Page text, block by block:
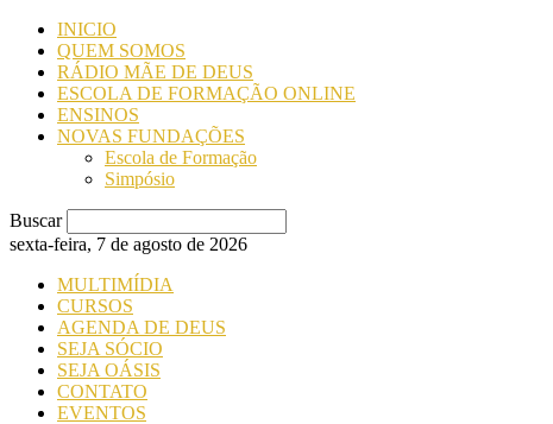
INICIO
QUEM SOMOS
RÁDIO MÃE DE DEUS
ESCOLA DE FORMAÇÃO ONLINE
ENSINOS
NOVAS FUNDAÇÕES
Escola de Formação
Simpósio
Buscar
sexta-feira, 7 de agosto de 2026
MULTIMÍDIA
CURSOS
AGENDA DE DEUS
SEJA SÓCIO
SEJA OÁSIS
CONTATO
EVENTOS